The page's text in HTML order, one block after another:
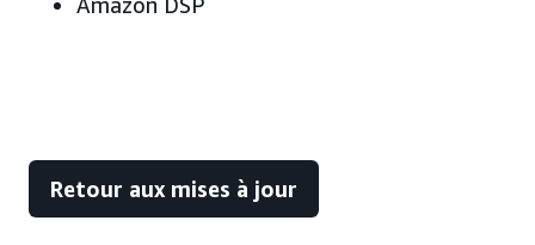
Retour aux mises à jour